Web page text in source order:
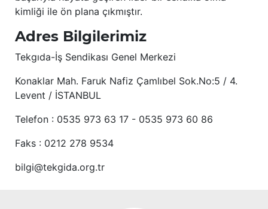
kimliği ile ön plana çıkmıştır.
Adres Bilgilerimiz
Tekgıda-İş Sendikası Genel Merkezi
Konaklar Mah. Faruk Nafiz Çamlıbel Sok.No:5 / 4.
Levent / İSTANBUL
Telefon : 0535 973 63 17 - 0535 973 60 86
Faks : 0212 278 9534
bilgi@tekgida.org.tr